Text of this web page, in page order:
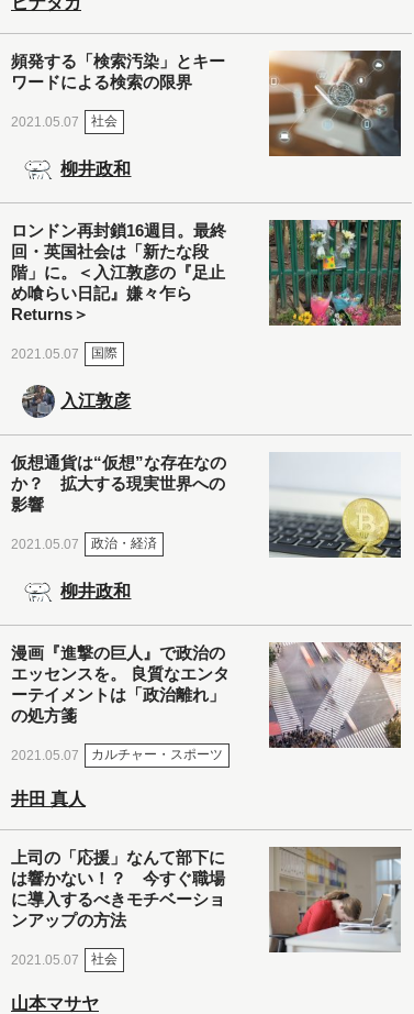
頻発する「検索汚染」とキー
ワードによる検索の限界
2021.05.07 社会
柳井政和
ロンドン再封鎖16週目。最終
回・英国社会は「新たな段
階」に。＜入江敦彦の『足止
め喰らい日記』嫌々乍ら
Returns＞
2021.05.07 国際
入江敦彦
仮想通貨は“仮想”な存在なの
か？ 拡大する現実世界への
影響
2021.05.07 政治・経済
柳井政和
漫画『進撃の巨人』で政治の
エッセンスを。 良質なエンタ
ーテイメントは「政治離れ」
の処方箋
2021.05.07 カルチャー・スポーツ
井田 真人
上司の「応援」なんて部下に
は響かない！？ 今すぐ職場
に導入するべきモチベーショ
ンアップの方法
2021.05.07 社会
山本マサヤ